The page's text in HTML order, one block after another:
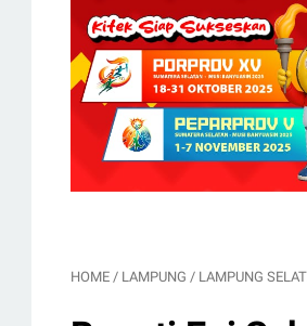
HOME / LAMPUNG / LAMPUNG